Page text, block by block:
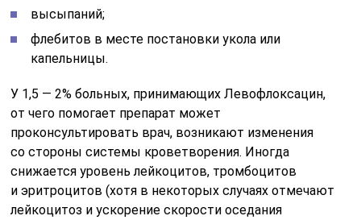
высыпаний;
флебитов в месте постановки укола или
капельницы.
У 1,5 — 2% больных, принимающих Левофлоксацин,
от чего помогает препарат может
проконсультировать врач, возникают изменения
со стороны системы кроветворения. Иногда
снижается уровень лейкоцитов, тромбоцитов
и эритроцитов (хотя в некоторых случаях отмечают
лейкоцитоз и ускорение скорости оседания